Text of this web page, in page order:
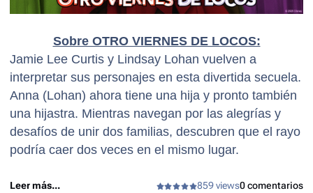
Sobre OTRO VIERNES DE LOCOS:
Jamie Lee Curtis y Lindsay Lohan vuelven a
interpretar sus personajes en esta divertida secuela.
Anna (Lohan) ahora tiene una hija y pronto también
una hijastra. Mientras navegan por las alegrías y
desafíos de unir dos familias, descubren que el rayo
podría caer dos veces en el mismo lugar.
Leer más... 859 views0 comentarios